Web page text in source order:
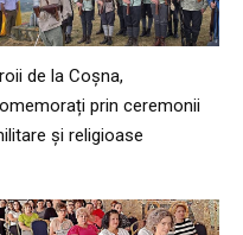
de la Coșna,
prin ceremonii
și religioase